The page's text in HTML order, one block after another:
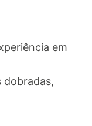
em
dobradas,